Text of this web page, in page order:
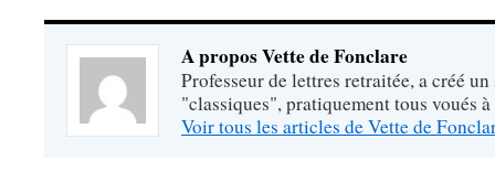
A propos Vette de Fonclare
Professeur de lettres retraitée, a créé
"classiques", pratiquement tous voués
Voir tous les articles de Vette de